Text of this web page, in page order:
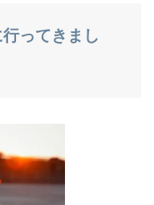
ってきまし